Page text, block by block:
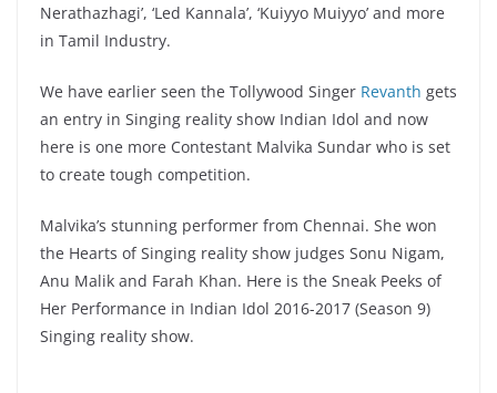
Nerathazhagi’, ‘Led Kannala’, ‘Kuiyyo Muiyyo’ and more
in Tamil Industry.
We have earlier seen the Tollywood Singer Revanth gets
an entry in Singing reality show Indian Idol and now
here is one more Contestant Malvika Sundar who is set
to create tough competition.
Malvika’s stunning performer from Chennai. She won
the Hearts of Singing reality show judges Sonu Nigam,
Anu Malik and Farah Khan. Here is the Sneak Peeks of
Her Performance in Indian Idol 2016-2017 (Season 9)
Singing reality show.